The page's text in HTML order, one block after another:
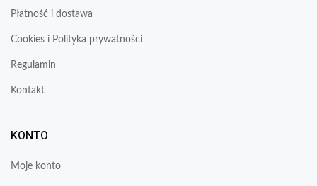
Płatność i dostawa
Cookies i Polityka prywatności
Regulamin
Kontakt
KONTO
Moje konto